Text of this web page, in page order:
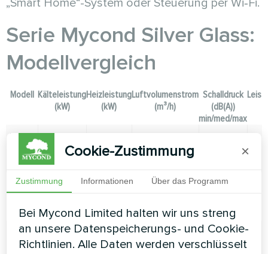
Serie Mycond Silver Glass:
Modellvergleich
Modell Kälteleistung
(kW)
Heizleistung
(kW)
Luftvolumenstrom
(m³/h)
Schalldruck
(dB(A))
min/med/max
MC-
200T2
MC-
SG-
400T2
3,15 3,95 450/550/650 21/27/32
MC-
SG-
4,85 5,95 700/850/1000 22/28/34
Cookie-Zustimmung ×
Zustimmung Informationen Über das Programm
Bei Mycond Limited halten wir uns streng
an unsere Datenspeicherungs- und Cookie-
Richtlinien. Alle Daten werden verschlüsselt